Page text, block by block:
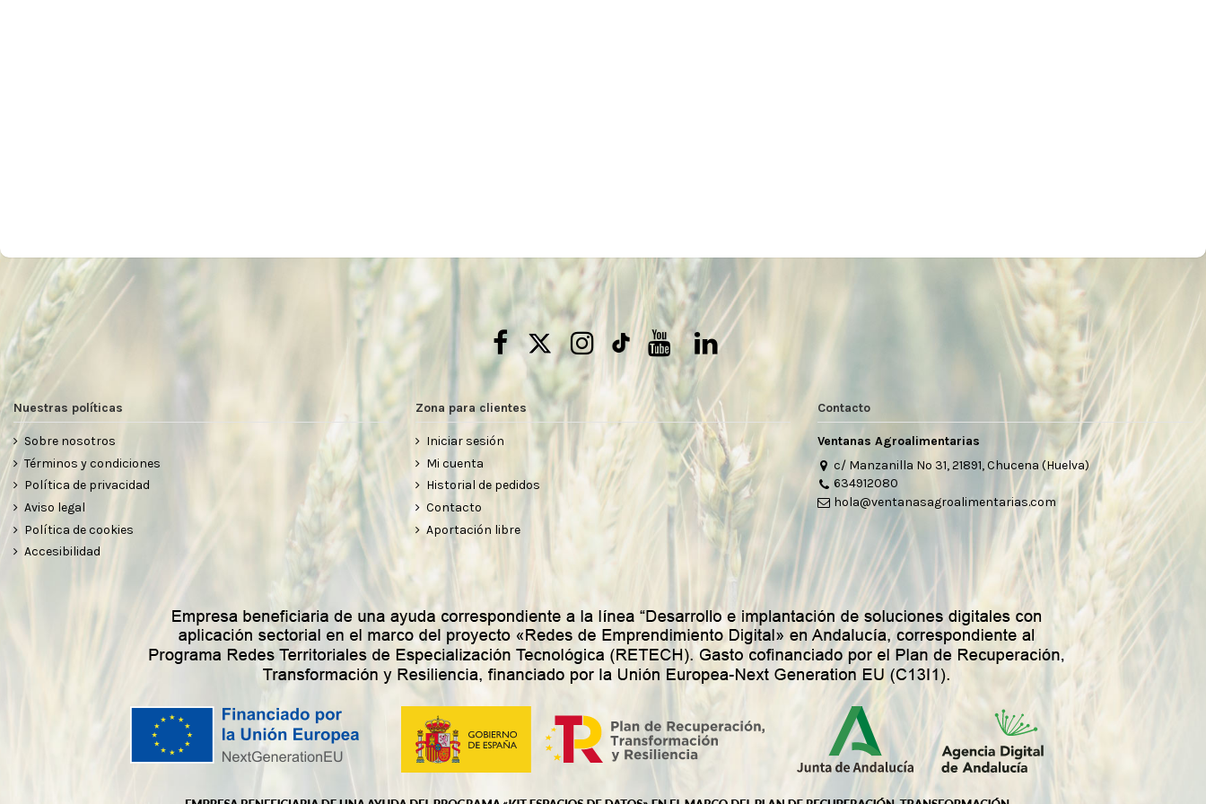
Nuestras políticas
Sobre nosotros
Términos y condiciones
Política de privacidad
Aviso legal
Política de cookies
Accesibilidad
Zona para clientes
Iniciar sesión
Mi cuenta
Historial de pedidos
Contacto
Aportación libre
Contacto
Ventanas Agroalimentarias
c/ Manzanilla Nº 31, 21891, Chucena (Huelva)
634912080
hola@ventanasagroalimentarias.com